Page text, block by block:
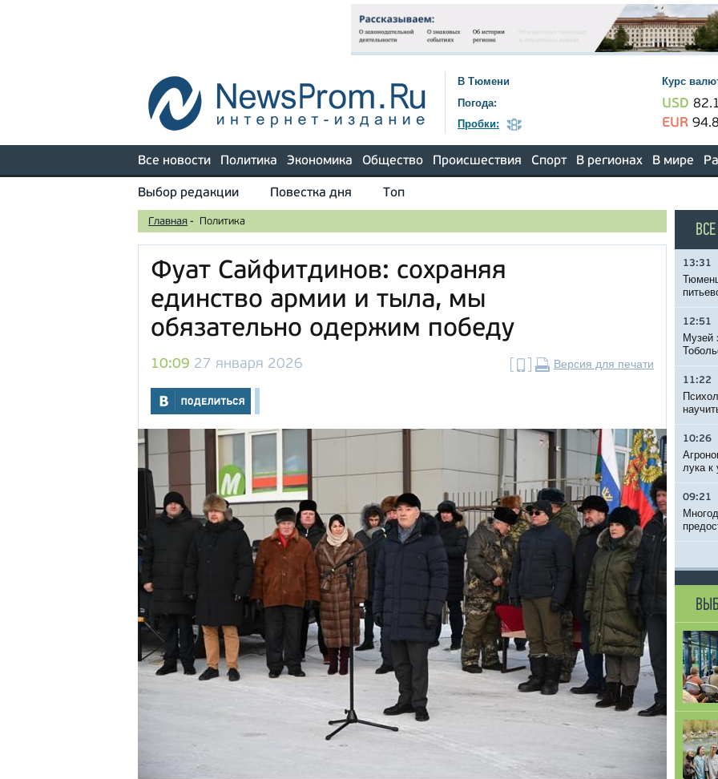
В Тюмени
Погода:
Пробки:
Курс
USD
EUR
Все новости Политика Экономика Общество Происшествия Спорт В регионах В мире
Выбор редакции Повестка дня Топ
Главная - Политика
Фуат Сайфитдинов: сохраняя
единство армии и тыла, мы
обязательно одержим победу
10:09 27 января 2026 Версия для печати
13:31
12:51
Музей
11:22
10:26
лука к
09:21